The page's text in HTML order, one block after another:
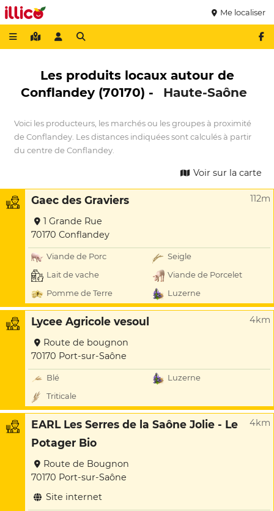
Me localiser
Les produits locaux autour de
Conflandey (70170) -
Haute-Saône
Voici les producteurs, les marchés ou les groupes à proximité
de Conflandey. Les distances indiquées sont calculés à partir
du centre de Conflandey.
Voir sur la carte
Gaec des Graviers 112m
1 Grande Rue
70170 Conflandey
Viande de Porc
Seigle
Lait de vache
Viande de Porcelet
Pomme de Terre
Luzerne
Lycee Agricole vesoul 4km
Route de bougnon
70170 Port-sur-Saône
Blé
Luzerne
Triticale
EARL Les Serres de la Saône Jolie - Le
Potager Bio
4km
Route de Bougnon
70170 Port-sur-Saône
Site internet